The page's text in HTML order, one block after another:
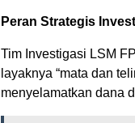
Peran Strategis
Tim Investigasi LSM
layaknya “mata dan
menyelamatkan dana